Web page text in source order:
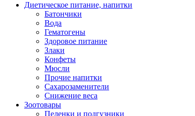
Диетическое питание, напитки
Батончики
Вода
Гематогены
Здоровое питание
Злаки
Конфеты
Мюсли
Прочие напитки
Сахарозаменители
Снижение веса
Зоотовары
Пеленки и подгузники